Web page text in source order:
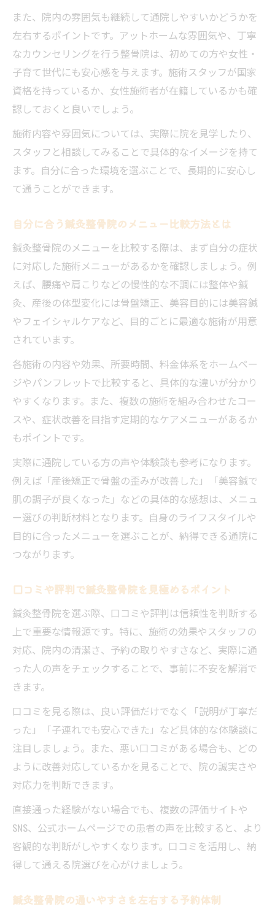
魅力
ライフスタイルに合わせた鍼灸整骨院の選
び方
初回体験で実感できる鍼灸整骨院の効果と
肩こりや腰痛に特化した鍼灸整骨院の選び
方
鍼灸整骨院で受ける骨盤矯正や整体の違い
国家資格者が在籍する鍼灸整骨院の安心感
症状別に選ぶ鍼灸整骨院のアプローチ方法
安心して通える鍼灸整骨院のポイント解説
鍼灸整骨院を安心して選ぶための確認事項
女性施術者やスタッフ構成のチェック方法
プライバシーや相談しやすさがある院の特
徴
営業時間や予約対応で見極める安心ポイン
ト
カウンセリングが丁寧な鍼灸整骨院の良さ
家事や育児と両立できる通院方法とは
家事や育児と両立できる鍼灸整骨院の選び
方
予約しやすい鍼灸整骨院の通院スタイル提
案
子連れでも安心して利用できる鍼灸整骨院
スキマ時間で通える鍼灸整骨院の工夫紹介
女性施術者在籍の鍼灸整骨院を選ぶ理由
女性施術者が在籍する鍼灸整骨院の安心感
女性ならではの悩みに寄り添う鍼灸整骨院
プライバシー重視の鍼灸整骨院選びの重要
子育て世代に支持される鍼灸整骨院の特徴
女性目線で選ぶ鍼灸整骨院のメリット紹介
また、院内の雰囲気も継続して通院しやすいかどうかを
左右するポイントです。アットホームな雰囲気や、丁寧
なカウンセリングを行う整骨院は、初めての方や女性・
子育て世代にも安心感を与えます。施術スタッフが国家
資格を持っているか、女性施術者が在籍しているかも確
認しておくと良いでしょう。
施術内容や雰囲気については、実際に院を見学したり、
スタッフと相談してみることで具体的なイメージを持て
ます。自分に合った環境を選ぶことで、長期的に安心し
て通うことができます。
自分に合う鍼灸整骨院のメニュー比較方法とは
鍼灸整骨院のメニューを比較する際は、まず自分の症状
に対応した施術メニューがあるかを確認しましょう。例
えば、腰痛や肩こりなどの慢性的な不調には整体や鍼
灸、産後の体型変化には骨盤矯正、美容目的には美容鍼
やフェイシャルケアなど、目的ごとに最適な施術が用意
されています。
各施術の内容や効果、所要時間、料金体系をホームペー
ジやパンフレットで比較すると、具体的な違いが分かり
やすくなります。また、複数の施術を組み合わせたコー
スや、症状改善を目指す定期的なケアメニューがあるか
もポイントです。
実際に通院している方の声や体験談も参考になります。
例えば「産後矯正で骨盤の歪みが改善した」「美容鍼で
肌の調子が良くなった」などの具体的な感想は、メニュ
ー選びの判断材料となります。自身のライフスタイルや
目的に合ったメニューを選ぶことが、納得できる通院に
つながります。
口コミや評判で鍼灸整骨院を見極めるポイント
鍼灸整骨院を選ぶ際、口コミや評判は信頼性を判断する
上で重要な情報源です。特に、施術の効果やスタッフの
対応、院内の清潔さ、予約の取りやすさなど、実際に通
った人の声をチェックすることで、事前に不安を解消で
きます。
口コミを見る際は、良い評価だけでなく「説明が丁寧だ
った」「子連れでも安心できた」など具体的な体験談に
注目しましょう。また、悪い口コミがある場合も、どの
ように改善対応しているかを見ることで、院の誠実さや
対応力を判断できます。
直接通った経験がない場合でも、複数の評価サイトや
SNS、公式ホームページでの患者の声を比較すると、より
客観的な判断がしやすくなります。口コミを活用し、納
得して通える院選びを心がけましょう。
鍼灸整骨院の通いやすさを左右する予約体制